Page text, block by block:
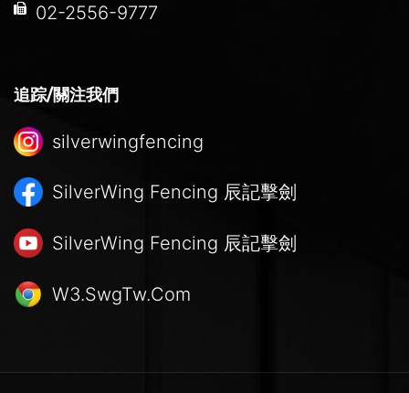
02-2556-9777
追踪/關注我們
silverwingfencing
SilverWing Fencing 辰記擊劍
SilverWing Fencing 辰記擊劍
W3.SwgTw.Com